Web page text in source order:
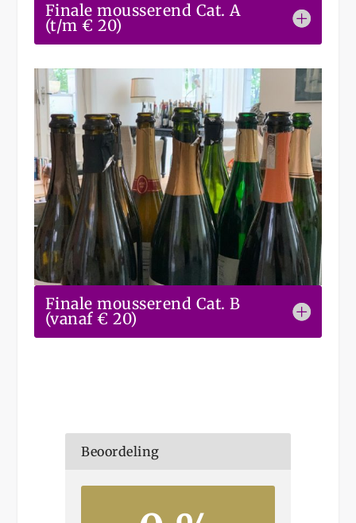
Finale mousserend Cat. A
(t/m € 20)
Finale mousserend Cat. B
(vanaf € 20)
Beoordeling